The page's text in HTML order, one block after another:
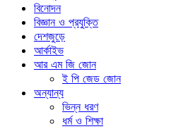
বিনোদন
বিজ্ঞান ও প্রযুক্তি
দেশজুড়ে
আর্কাইভ
আর এম জি জোন
ই পি জেড জোন
অন্যান্য
ভিন্ন ধরণ
ধর্ম ও শিক্ষা